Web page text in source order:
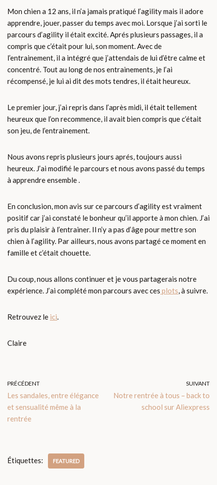
Mon chien a 12 ans, il n’a jamais pratiqué l’agility mais il adore
apprendre, jouer, passer du temps avec moi. Lorsque j’ai sorti le
parcours d’agility il était excité. Aprés plusieurs passages, il a
compris que c’était pour lui, son moment. Avec de
l’entrainement, il a intégré que j’attendais de lui d’être calme et
concentré. Tout au long de nos entrainements, je l’ai
récompensé, je lui ai dit des mots tendres, il était heureux.
Le premier jour, j’ai repris dans l’après midi, il était tellement
heureux que l’on recommence, il avait bien compris que c’était
son jeu, de l’entrainement.
Nous avons repris plusieurs jours aprés, toujours aussi
heureux. J’ai modifié le parcours et nous avons passé du temps
à apprendre ensemble .
En conclusion, mon avis sur ce parcours d’agility est vraiment
positif car j’ai constaté le bonheur qu’il apporte à mon chien. J’ai
pris du plaisir à l’entrainer. Il n’y a pas d’âge pour mettre son
chien à l’agility. Par ailleurs, nous avons partagé ce moment en
famille et c’était chouette.
Du coup, nous allons continuer et je vous partagerais notre
expérience. J’ai complété mon parcours avec ces plots, à suivre.
Retrouvez le ici.
Claire
PRÉCÉDENT
Les sandales, entre élégance
et sensualité même à la
rentrée
SUIVANT
Notre rentrée à tous – back to
school sur Aliexpress
Étiquettes: FEATURED